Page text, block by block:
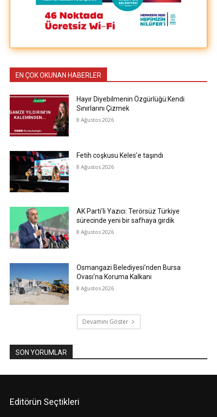
EN ÇOK OKUNAN HABERLER
Hayır Diyebilmenin Özgürlüğü:Kendi
Sınırlarını Çizmek
8 Ağustos 2026
Fetih coşkusu Keles’e taşındı
8 Ağustos 2026
AK Parti’li Yazıcı: Terörsüz Türkiye
sürecinde yeni bir safhaya girdik
8 Ağustos 2026
Osmangazi Belediyesi’nden Bursa
Ovası’na Koruma Kalkanı
8 Ağustos 2026
Devamını Göster
SON YORUMLAR
Editörün Seçtikleri